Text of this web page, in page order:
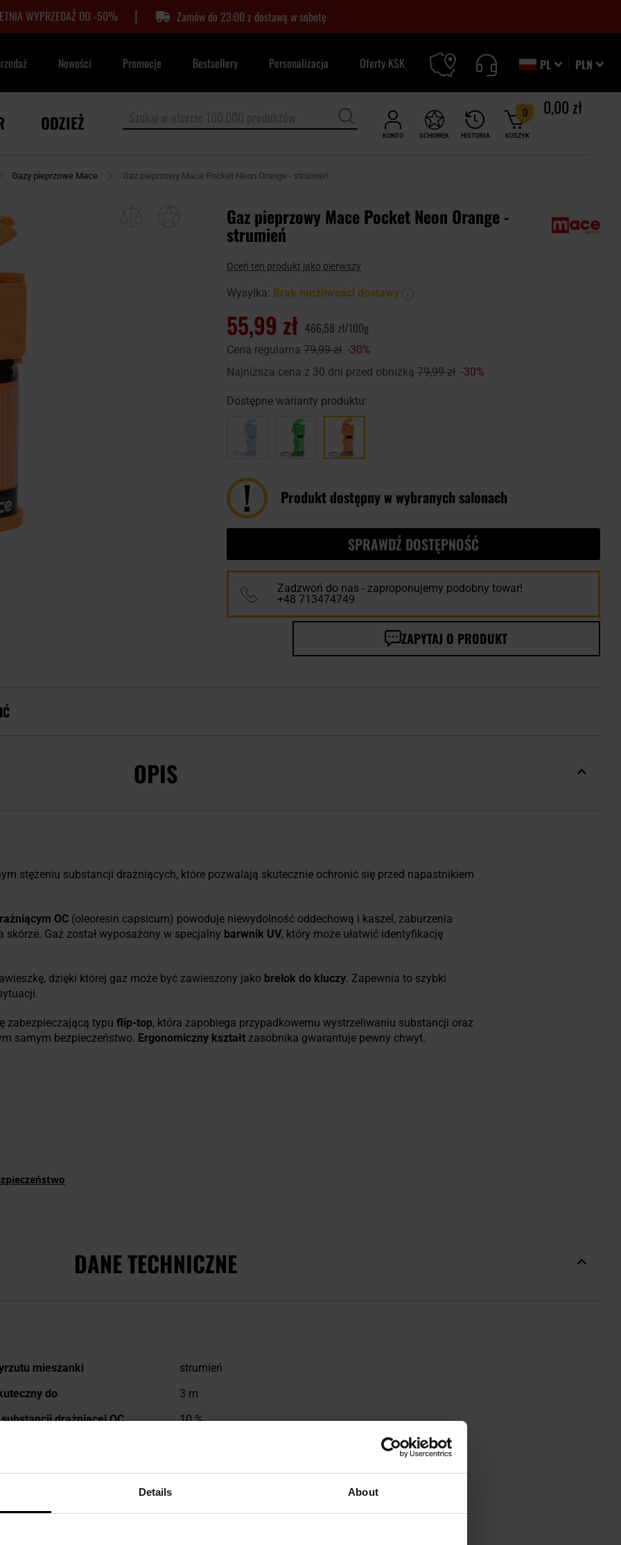
Details About
WYPRZEDAŻ DO -50% | Zamów do 23:00 z dostawą w sobotę
PLN
PL
Nowości Promocje Bestsellery Personalizacja Oferty KSK
KONTO HISTORIA
SCHOWEK KOSZYK
0 0,00 zł
ODZIEŻ
Gazy pieprzowe Mace Gaz pieprzowy Mace Pocket Neon Orange - strumień
Gaz pieprzowy Mace Pocket Neon Orange -
strumień
Oceń ten produkt jako pierwszy
Wysyłka: Brak możliwości dostawy
55,99 zł 466,58 zł/100g
Cena regularna 79,99 zł -30%
Najniższa cena z 30 dni przed obniżką 79,99 zł -30%
Dostępne warianty produktu:
Produkt dostępny w wybranych salonach
SPRAWDŹ DOSTĘPNOŚĆ
Zadzwoń do nas - zaproponujemy podobny towar!
+48 713474749
ZAPYTAJ O PRODUKT
OPIS
stężeniu substancji drażniących, które pozwalają skutecznie ochronić się przed napastnikiem
OC (oleoresin capsicum) powoduje niewydolność oddechową i kaszel, zaburzenia
Gaz został wyposażony w specjalny barwnik UV, który może ułatwić identyfikację
dzięki której gaz może być zawieszony jako brelok do kluczy. Zapewnia to szybki
zabezpieczającą typu flip-top, która zapobiega przypadkowemu wystrzeliwaniu substancji oraz
samym bezpieczeństwo. Ergonomiczny kształt zasobnika gwarantuje pewny chwyt.
DANE TECHNICZNE
mieszanki
strumień
do
3 m
drażniącej OC
10 %
kapsaicynoidów w mieszance
1,4
napastnika